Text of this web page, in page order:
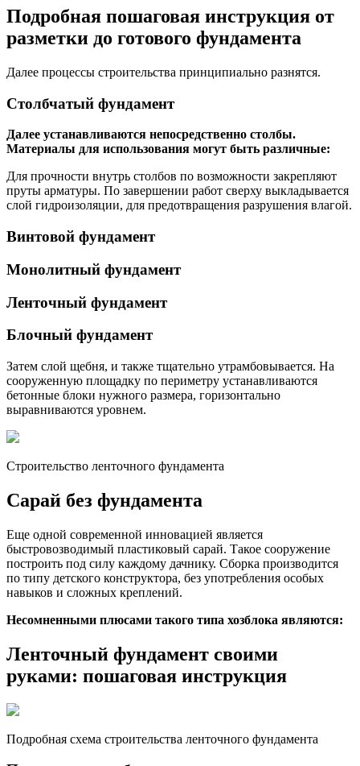
Подробная пошаговая инструкция от
разметки до готового фундамента
Далее процессы строительства принципиально разнятся.
Столбчатый фундамент
Далее устанавливаются непосредственно столбы.
Материалы для использования могут быть различные:
Для прочности внутрь столбов по возможности закрепляют
пруты арматуры. По завершении работ сверху выкладывается
слой гидроизоляции, для предотвращения разрушения влагой.
Винтовой фундамент
Монолитный фундамент
Ленточный фундамент
Блочный фундамент
Затем слой щебня, и также тщательно утрамбовывается. На
сооруженную площадку по периметру устанавливаются
бетонные блоки нужного размера, горизонтально
выравниваются уровнем.
Строительство ленточного фундамента
Сарай без фундамента
Еще одной современной инновацией является
быстровозводимый пластиковый сарай. Такое сооружение
построить под силу каждому дачнику. Сборка производится
по типу детского конструктора, без употребления особых
навыков и сложных креплений.
Несомненными плюсами такого типа хозблока являются:
Ленточный фундамент своими
руками: пошаговая инструкция
Подробная схема строительства ленточного фундамента